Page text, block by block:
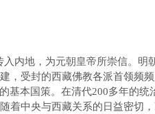
内地，为元朝皇帝所崇信。明
，受封的西藏佛教各派首领频
基本国策。在清代200多年的
着中央与西藏关系的日益密切